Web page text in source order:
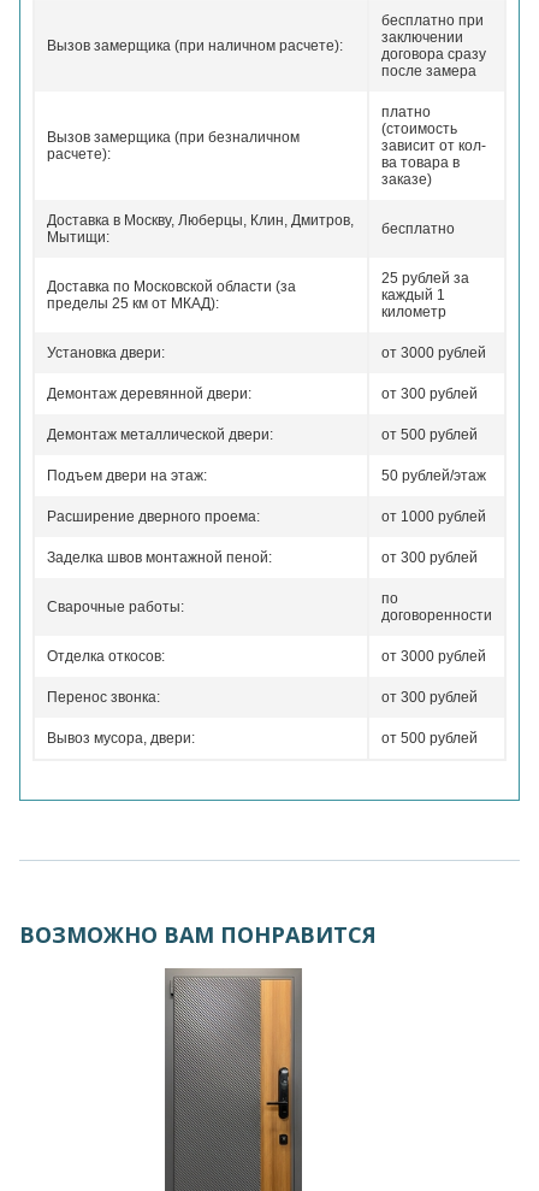
Вызов замерщика (при наличном расчете):
бесплатно при
заключении
договора сразу
после замера
Вызов замерщика (при безналичном
расчете):
платно
(стоимость
зависит от кол-
ва товара в
заказе)
Доставка в Москву, Люберцы, Клин, Дмитров,
Мытищи:
бесплатно
Доставка по Московской области (за
пределы 25 км от МКАД):
25 рублей за
каждый 1
километр
Установка двери: от 3000 рублей
Демонтаж деревянной двери: от 300 рублей
Демонтаж металлической двери: от 500 рублей
Подъем двери на этаж: 50 рублей/этаж
Расширение дверного проема: от 1000 рублей
Заделка швов монтажной пеной: от 300 рублей
Сварочные работы:
по
договоренности
Отделка откосов: от 3000 рублей
Перенос звонка: от 300 рублей
Вывоз мусора, двери: от 500 рублей
ВОЗМОЖНО ВАМ ПОНРАВИТСЯ